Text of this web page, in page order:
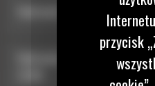
Hydrauliczne złącze
Hydrauliczne złącze
przycisk